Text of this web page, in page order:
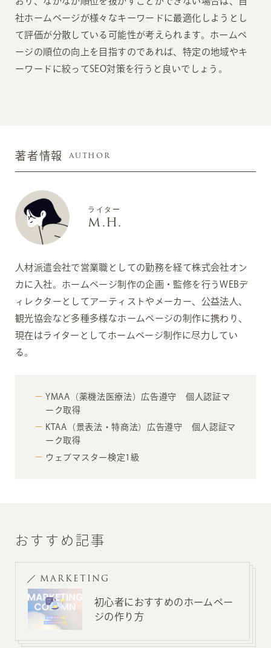
社ホームページが様々なキーワードに最適化しようとし
て評価が分散している可能性が考えられます。ホームペ
ージの順位の向上を目指すのであれば、特定の地域やキ
ーワードに絞ってSEO対策を行うと良いでしょう。
著者情報 AUTHOR
ライター
M.H.
人材派遣会社で営業職としての勤務を経て株式会社オン
カに入社。ホームページ制作の企画・監修を行うWEBデ
ィレクターとしてアーティストやメーカー、公益法人、
観光協会など多種多様なホームページの制作に携わり、
現在はライターとしてホームページ制作に尽力してい
る。
YMAA（薬機法医療法）広告遵守 個人認証マ
ーク取得
KTAA（景表法・特商法）広告遵守 個人認証マ
ーク取得
ウェブマスター検定1級
おすすめ記事
MARKETING
初心者におすすめのホームペー
ジの作り方